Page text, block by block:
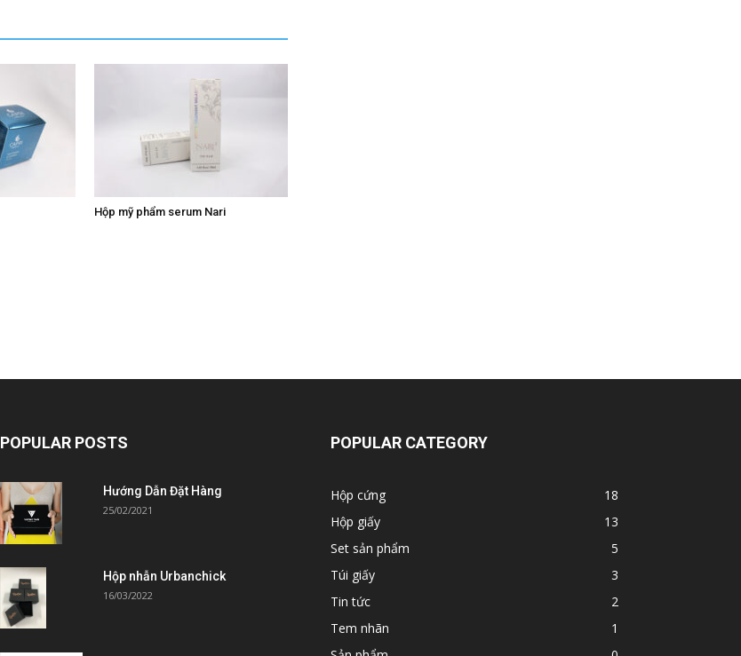
Hộp mỹ phẩm serum Nari
POPULAR POSTS
Hướng Dẫn Đặt Hàng
25/02/2021
Hộp nhẫn Urbanchick
16/03/2022
POPULAR CATEGORY
Hộp cứng
18
Hộp giấy
13
Set sản phẩm
5
Túi giấy
3
Tin tức
2
Tem nhãn
1